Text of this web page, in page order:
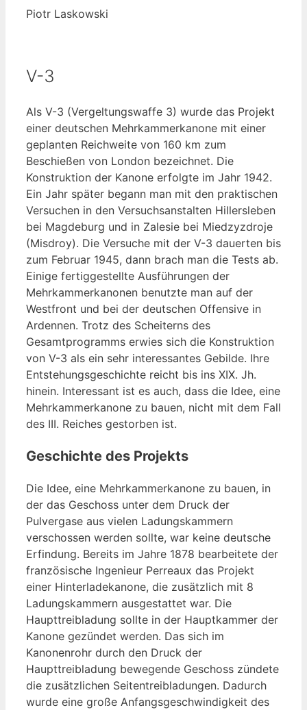
Piotr Laskowski
V-3
Als V-3 (Vergeltungswaffe 3) wurde das Projekt
einer deutschen Mehrkammerkanone mit einer
geplanten Reichweite von 160 km zum
Beschießen von London bezeichnet. Die
Konstruktion der Kanone erfolgte im Jahr 1942.
Ein Jahr später begann man mit den praktischen
Versuchen in den Versuchsanstalten Hillersleben
bei Magdeburg und in Zalesie bei Miedzyzdroje
(Misdroy). Die Versuche mit der V-3 dauerten bis
zum Februar 1945, dann brach man die Tests ab.
Einige fertiggestellte Ausführungen der
Mehrkammerkanonen benutzte man auf der
Westfront und bei der deutschen Offensive in
Ardennen. Trotz des Scheiterns des
Gesamtprogramms erwies sich die Konstruktion
von V-3 als ein sehr interessantes Gebilde. Ihre
Entstehungsgeschichte reicht bis ins XIX. Jh.
hinein. Interessant ist es auch, dass die Idee, eine
Mehrkammerkanone zu bauen, nicht mit dem Fall
des III. Reiches gestorben ist.
Geschichte des Projekts
Die Idee, eine Mehrkammerkanone zu bauen, in
der das Geschoss unter dem Druck der
Pulvergase aus vielen Ladungskammern
verschossen werden sollte, war keine deutsche
Erfindung. Bereits im Jahre 1878 bearbeitete der
französische Ingenieur Perreaux das Projekt
einer Hinterladekanone, die zusätzlich mit 8
Ladungskammern ausgestattet war. Die
Haupttreibladung sollte in der Hauptkammer der
Kanone gezündet werden. Das sich im
Kanonenrohr durch den Druck der
Haupttreibladung bewegende Geschoss zündete
die zusätzlichen Seitentreibladungen. Dadurch
wurde eine große Anfangsgeschwindigkeit des